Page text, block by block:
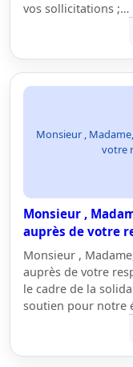
vos sollicitations ;…
Monsieur ,
votre
Monsieur ,
auprès de votre
Monsieur ,
auprès de votre
le cadre de la
soutien pour notre